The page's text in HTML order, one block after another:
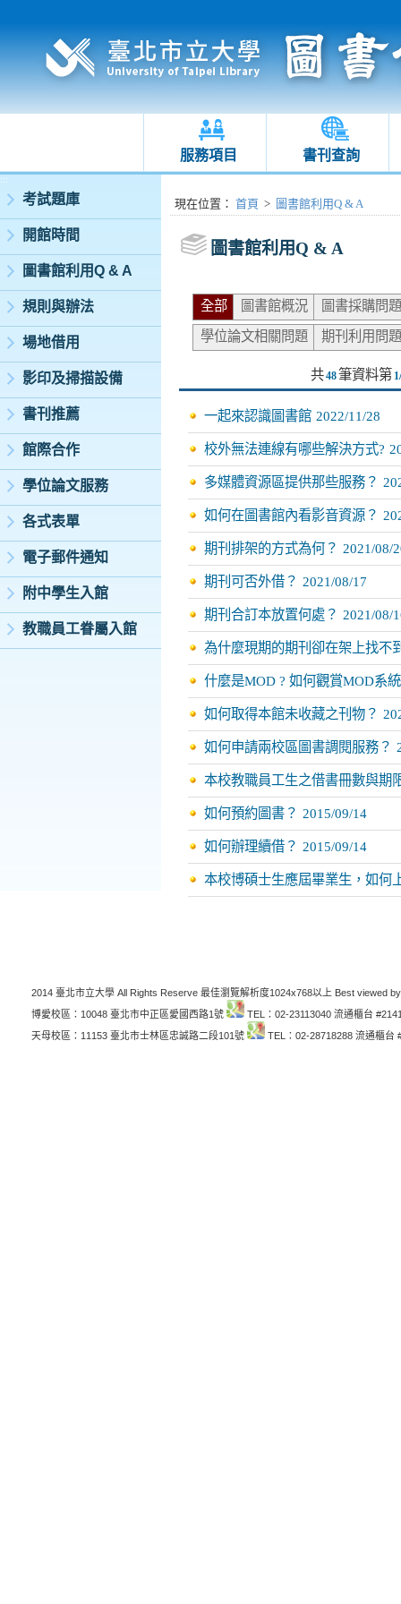
服務項目 書刊查詢
:::
考試題庫
開館時間
圖書館利用Q & A
規則與辦法
場地借用
影印及掃描設備
書刊推薦
館際合作
學位論文服務
各式表單
電子郵件通知
附中學生入館
教職員工眷屬入館
:::現在位置 ： 首頁 > 圖書館利用Q & A
圖書館利用Q & A
全部 圖書館概況
圖書採購問
學位論文相關問題
期刊利用問
共48筆資料第
一起來認識圖書館 2022/11/28
校外無法連線有哪些解決方式?
多媒體資源區提供那些服務？
如何在圖書館內看影音資源？
期刊排架的方式為何？ 2021/08/
期刊可否外借？ 2021/08/17
期刊合訂本放置何處？ 2021/08/
為什麼現期的期刊卻在架上找不
什麼是MOD ? 如何觀賞MOD系
如何取得本館未收藏之刊物？
如何申請兩校區圖書調閱服務？
本校教職員工生之借書冊數與期
如何預約圖書？ 2015/09/14
如何辦理續借？ 2015/09/14
本校博碩士生應屆畢業生，如何
2014 臺北市立大學 All Rights Reserve 最佳瀏覽解析度1024x768以上 Best viewed
博愛校區：10048 臺北市中正區愛國西路1號
TEL：02-23113040 流通櫃台
天母校區：11153 臺北市士林區忠誠路二段101號
TEL：02-28718288 流通櫃台